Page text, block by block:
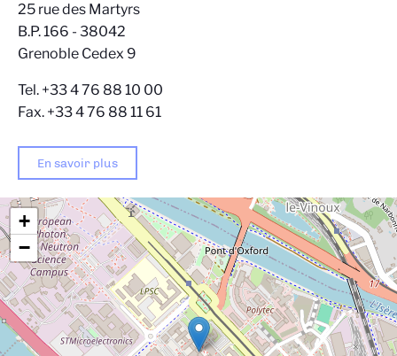
+
−
25 rue des Martyrs
B.P. 166 - 38042
Grenoble Cedex 9
Tel. +33 4 76 88 10 00
Fax. +33 4 76 88 11 61
En savoir plus